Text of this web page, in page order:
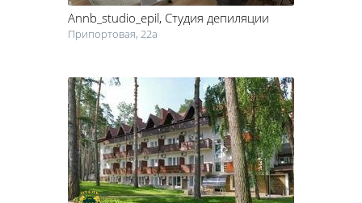
Annb_studio_epil, Студия депиляции
Припортовая, 22а